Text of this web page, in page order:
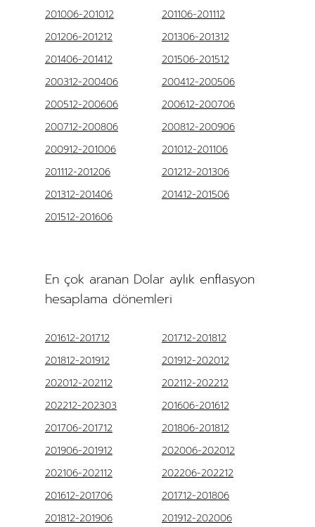
201006-201012
201106-201112
201206-201212
201306-201312
201406-201412
201506-201512
200312-200406
200412-200506
200512-200606
200612-200706
200712-200806
200812-200906
200912-201006
201012-201106
201112-201206
201212-201306
201312-201406
201412-201506
201512-201606
En çok aranan Dolar aylık enflasyon
hesaplama dönemleri
201612-201712
201712-201812
201812-201912
201912-202012
202012-202112
202112-202212
202212-202303
201606-201612
201706-201712
201806-201812
201906-201912
202006-202012
202106-202112
202206-202212
201612-201706
201712-201806
201812-201906
201912-202006